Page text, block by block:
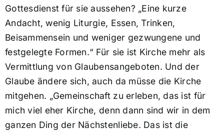
Gottesdienst für sie aussehen? „Eine kurze
Andacht, wenig Liturgie, Essen, Trinken,
Beisammensein und weniger gezwungene und
festgelegte Formen.“ Für sie ist Kirche mehr als
Vermittlung von Glaubensangeboten. Und der
Glaube ändere sich, auch da müsse die Kirche
mitgehen. „Gemeinschaft zu erleben, das ist für
mich viel eher Kirche, denn dann sind wir in dem
ganzen Ding der Nächstenliebe. Das ist die